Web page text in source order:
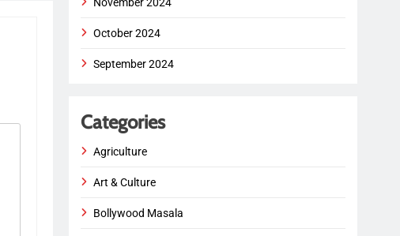
October 2024
September 2024
Categories
Agriculture
Art & Culture
Bollywood Masala